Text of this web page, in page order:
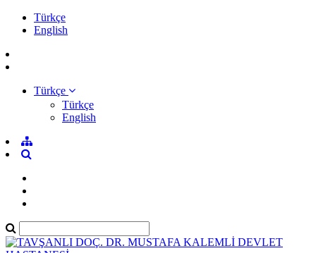
Türkçe
English
Türkçe
Türkçe
English